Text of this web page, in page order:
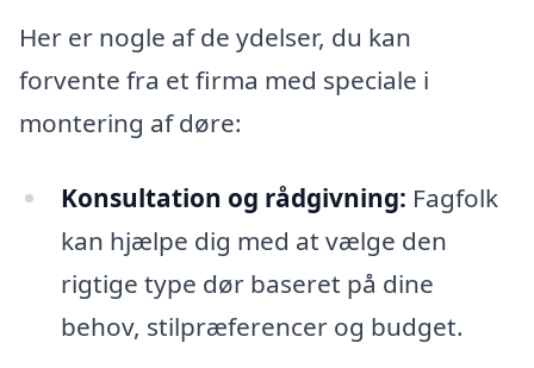
Her er nogle af de ydelser, du kan
forvente fra et firma med speciale i
montering af døre:
Konsultation og rådgivning: Fagfolk
kan hjælpe dig med at vælge den
rigtige type dør baseret på dine
behov, stilpræferencer og budget.